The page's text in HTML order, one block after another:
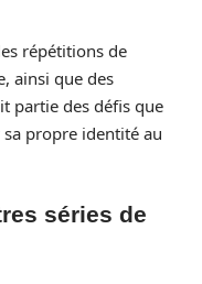
répétitions de
ainsi que des
partie des défis que
propre identité au
séries de